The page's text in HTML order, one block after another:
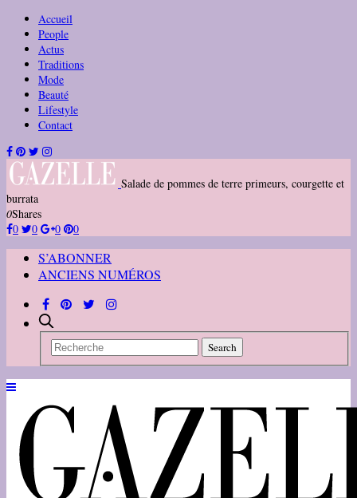
Accueil
People
Actus
Traditions
Mode
Beauté
Lifestyle
Contact
Salade de pommes de terre primeurs, courgette et
burrata
0Shares
0
0 0 0
S’ABONNER
ANCIENS NUMÉROS